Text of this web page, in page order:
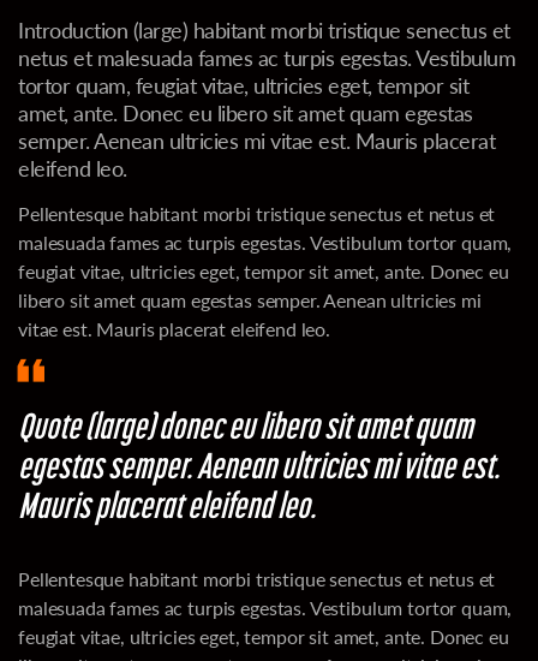
Introduction (large) habitant morbi tristique senectus et
netus et malesuada fames ac turpis egestas. Vestibulum
tortor quam, feugiat vitae, ultricies eget, tempor sit
amet, ante. Donec eu libero sit amet quam egestas
semper. Aenean ultricies mi vitae est. Mauris placerat
eleifend leo.
Pellentesque habitant morbi tristique senectus et netus et
malesuada fames ac turpis egestas. Vestibulum tortor quam,
feugiat vitae, ultricies eget, tempor sit amet, ante. Donec eu
libero sit amet quam egestas semper. Aenean ultricies mi
vitae est. Mauris placerat eleifend leo.
Quote (large) donec eu libero sit amet quam
egestas semper. Aenean ultricies mi vitae est.
Mauris placerat eleifend leo.
Pellentesque habitant morbi tristique senectus et netus et
malesuada fames ac turpis egestas. Vestibulum tortor quam,
feugiat vitae, ultricies eget, tempor sit amet, ante. Donec eu